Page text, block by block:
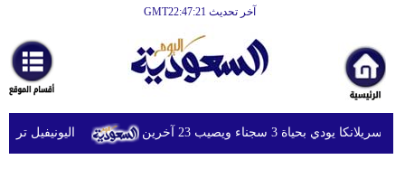
آخر تحديث GMT22:47:21
أخبارعاجلة
رياضة
ثقافة
اليونيفيل ترصد إطلاق 113 مقذوفا إسرائيليا على لبنان بحياة 3 سجناء ويصيب 23 آخرين